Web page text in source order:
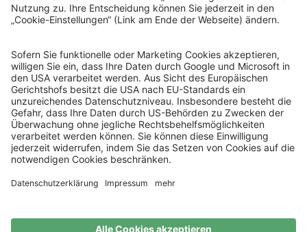
© Sachsenlotto 2026
sachsenlotto.de–
das Glück ist so nah.
Alle Angaben ohne Gewähr.
Spielen mit Verantwortung
Mehr Infos unter:
www.check-dein-spiel.de